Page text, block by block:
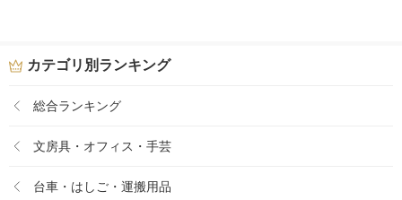
カテゴリ別ランキング
総合ランキング
文房具・オフィス・手芸
台車・はしご・運搬用品